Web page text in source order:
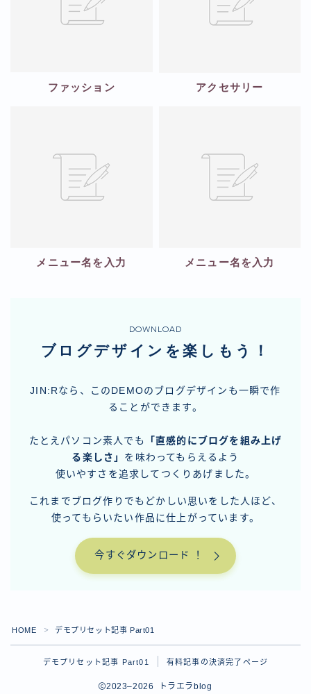
ファッション アクセサリー
メニュー名を入力 メニュー名を入力
DOWNLOAD
ブログデザインを楽しもう！
JIN:Rなら、このDEMOのブログデザインも一瞬で作
ることができます。
たとえパソコン素人でも
「直感的にブログを組み上げ
る楽しさ」 を味わってもらえるよう
使いやすさを追求してつくりあげました。
これまでブログ作りでもどかしい思いをした人ほど、
使ってもらいたい作品に仕上がっています。
今すぐダウンロード ！
HOME ＞ デモプリセット記事 Part01
デモプリセット記事 Part01 有料記事の決済完了ページ
2023–2026 トラエラblog